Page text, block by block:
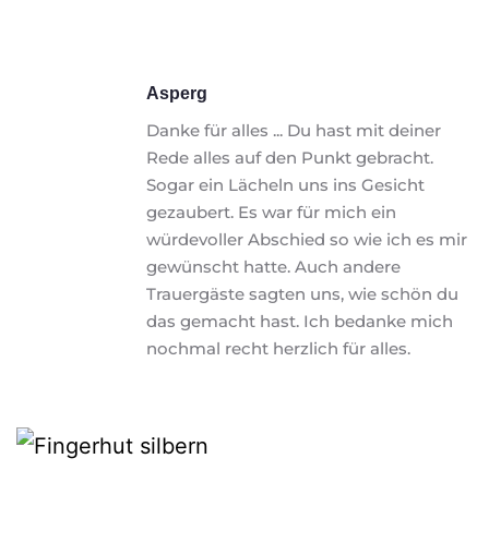
Asperg
Danke für alles ... Du hast mit deiner
Rede alles auf den Punkt gebracht.
Sogar ein Lächeln uns ins Gesicht
gezaubert. Es war für mich ein
würdevoller Abschied so wie ich es mir
gewünscht hatte. Auch andere
Trauergäste sagten uns, wie schön du
das gemacht hast. Ich bedanke mich
nochmal recht herzlich für alles.